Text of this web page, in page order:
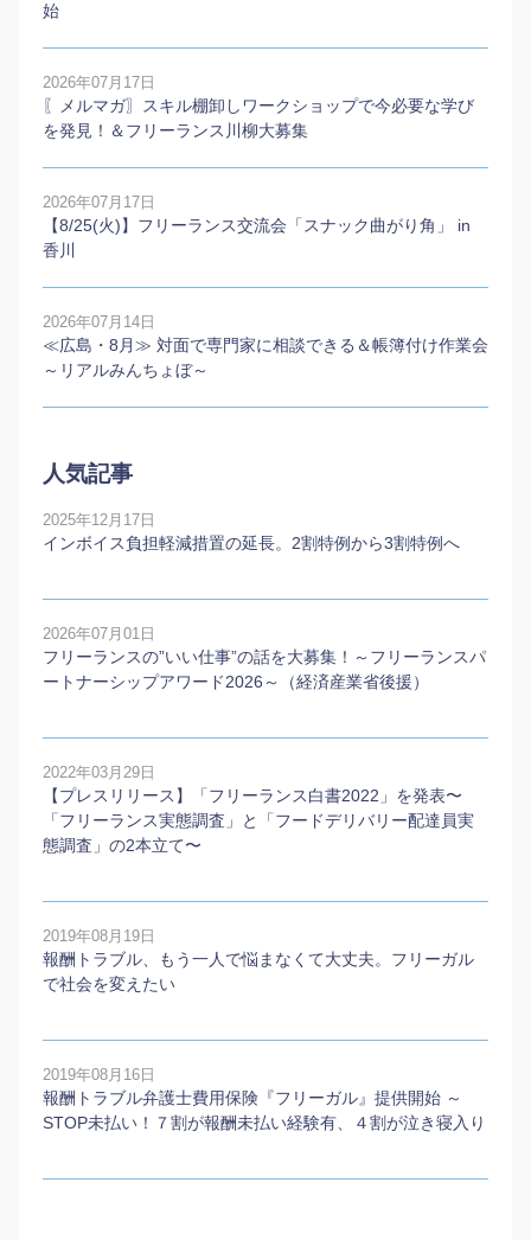
始
2026年07月17日
〖メルマガ〗スキル棚卸しワークショップで今必要な学び
を発見！＆フリーランス川柳大募集
2026年07月17日
【8/25(火)】フリーランス交流会「スナック曲がり角」 in
香川
2026年07月14日
≪広島・8月≫ 対面で専門家に相談できる＆帳簿付け作業会
～リアルみんちょぼ～
人気記事
2025年12月17日
インボイス負担軽減措置の延長。2割特例から3割特例へ
2026年07月01日
フリーランスの”いい仕事”の話を大募集！～フリーランスパ
ートナーシップアワード2026～（経済産業省後援）
2022年03月29日
【プレスリリース】「フリーランス白書2022」を発表〜
「フリーランス実態調査」と「フードデリバリー配達員実
態調査」の2本⽴て〜
2019年08月19日
報酬トラブル、もう一人で悩まなくて大丈夫。フリーガル
で社会を変えたい
2019年08月16日
報酬トラブル弁護士費用保険『フリーガル』提供開始 ～
STOP未払い！７割が報酬未払い経験有、４割が泣き寝入り